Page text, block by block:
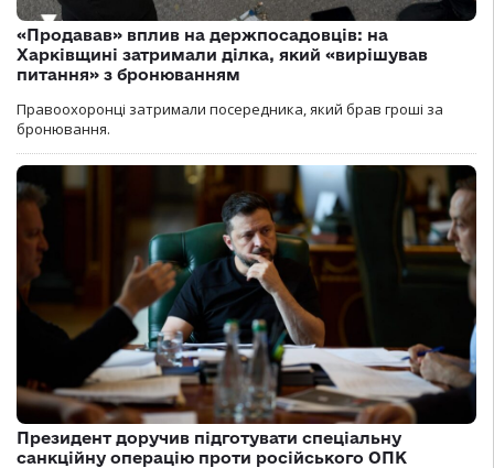
«Продавав» вплив на держпосадовців: на
Харківщині затримали ділка, який «вирішував
питання» з бронюванням
Правоохоронці затримали посередника, який брав гроші за
бронювання.
Президент доручив підготувати спеціальну
санкційну операцію проти російського ОПК